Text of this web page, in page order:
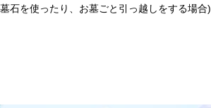
石を使ったり、お墓ごと引っ越しをする場合)